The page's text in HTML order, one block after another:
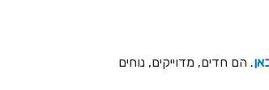
. הם חדים, מדוייקים, נוחים